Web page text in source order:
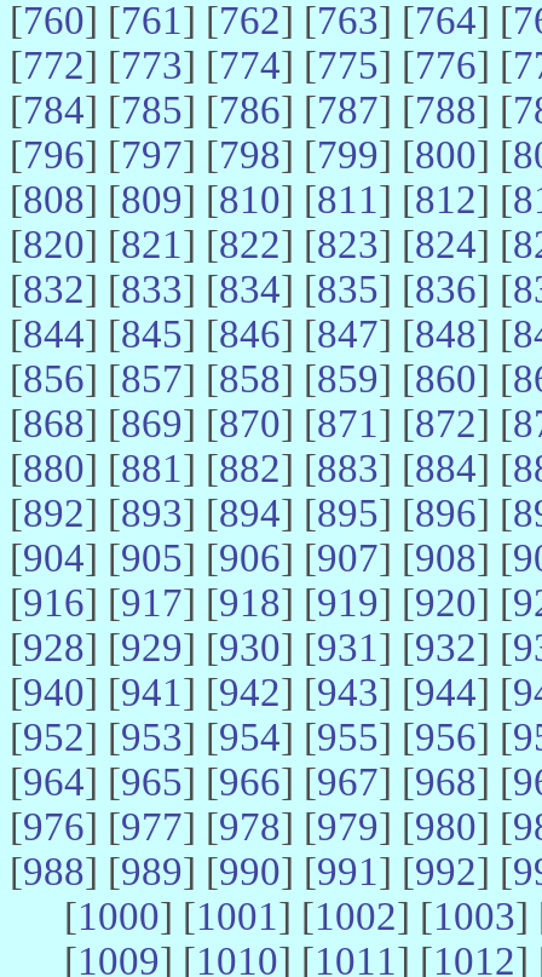
[760] [761] [762] [763] [764] [
[772] [773] [774] [775] [776] [
[784] [785] [786] [787] [788] [
[796] [797] [798] [799] [800] [
[808] [809] [810] [811] [812] [
[820] [821] [822] [823] [824] [
[832] [833] [834] [835] [836] [
[844] [845] [846] [847] [848] [
[856] [857] [858] [859] [860] [
[868] [869] [870] [871] [872] [
[880] [881] [882] [883] [884] [
[892] [893] [894] [895] [896] [
[904] [905] [906] [907] [908] [
[916] [917] [918] [919] [920] [
[928] [929] [930] [931] [932] [
[940] [941] [942] [943] [944] [
[952] [953] [954] [955] [956] [
[964] [965] [966] [967] [968] [
[976] [977] [978] [979] [980] [
[988] [989] [990] [991] [992] [
[1000] [1001] [1002] [1003]
[1009] [1010] [1011] [1012]